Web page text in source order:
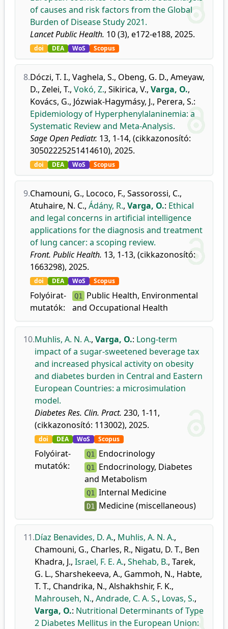
of causes and risk factors from the Global
Burden of Disease Study 2021.
Lancet Public Health. 10 (3), e172-e188, 2025.
doi DEA WoS Scopus
8.Dóczi, T. I., Vaghela, S., Obeng, G. D., Ameyaw,
D., Zelei, T., Vokó, Z., Sikirica, V., Varga, O.,
Kovács, G., Józwiak-Hagymásy, J., Perera, S.:
Epidemiology of Hyperphenylalaninemia: a
Systematic Review and Meta-Analysis.
Sage Open Pediatr. 13, 1-14, (cikkazonosító:
30502225251414610), 2025.
doi DEA WoS Scopus
9.Chamouni, G., Lococo, F., Sassorossi, C.,
Atuhaire, N. C., Ádány, R., Varga, O.: Ethical
and legal concerns in artificial intelligence
applications for the diagnosis and treatment
of lung cancer: a scoping review.
Front. Public Health. 13, 1-13, (cikkazonosító:
1663298), 2025.
doi DEA WoS Scopus
Folyóirat-
mutatók:
Q1 Public Health, Environmental
and Occupational Health
10.Muhlis, A. N. A., Varga, O.: Long-term
impact of a sugar-sweetened beverage tax
and increased physical activity on obesity
and diabetes burden in Central and Eastern
European Countries: a microsimulation
model.
Diabetes Res. Clin. Pract. 230, 1-11,
(cikkazonosító: 113002), 2025.
doi DEA WoS Scopus
Folyóirat-
mutatók:
Q1 Endocrinology
Q1 Endocrinology, Diabetes
and Metabolism
Q1 Internal Medicine
D1 Medicine (miscellaneous)
11.Díaz Benavides, D. A., Muhlis, A. N. A.,
Chamouni, G., Charles, R., Nigatu, D. T., Ben
Khadra, J., Israel, F. E. A., Shehab, B., Tarek,
G. L., Sharshekeeva, A., Gammoh, N., Habte,
T. T., Chandrika, N., Alshakhshir, F. K.,
Mahrouseh, N., Andrade, C. A. S., Lovas, S.,
Varga, O.: Nutritional Determinants of Type
2 Diabetes Mellitus in the European Union: